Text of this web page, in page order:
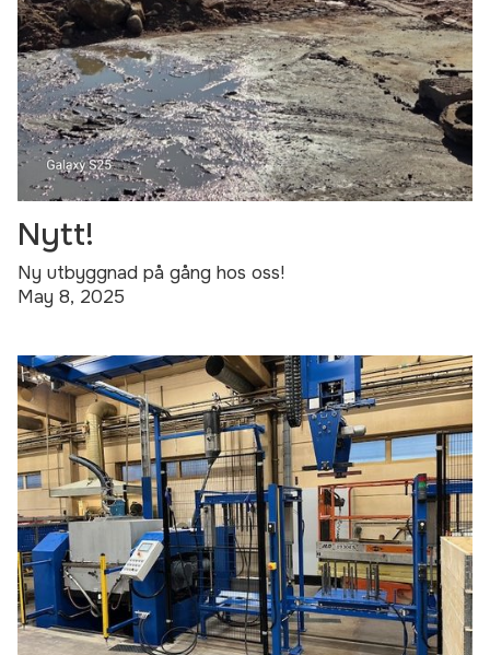
Nytt!
Ny utbyggnad på gång hos oss!
May 8, 2025